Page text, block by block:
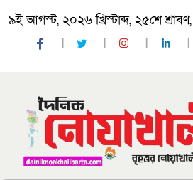
৯ই আগস্ট, ২০২৬ খ্রিস্টাব্দ, ২৫শে